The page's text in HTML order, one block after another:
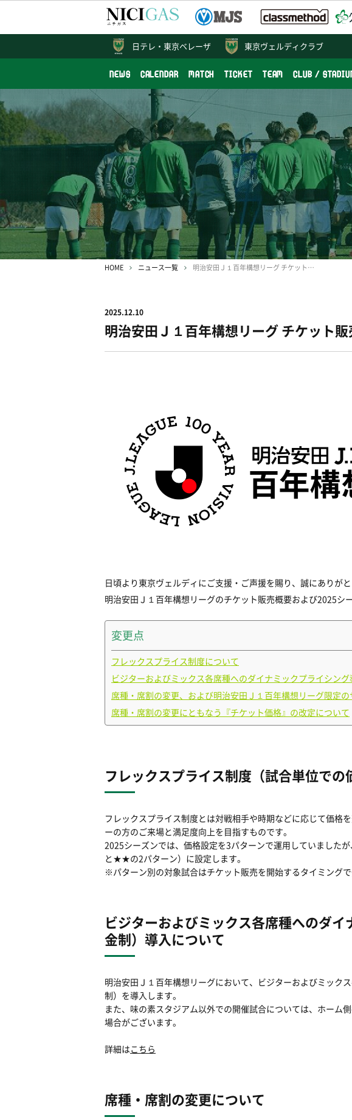
東京ヴェルディクラブ
NEWS CALENDAR MATCH TICKET TEAM CLUB /
日テレ・ 東京ベレーザ
HOME ニュース一覧 明治安田Ｊ１百年構想リーグ チケット販売概要および変更点のお知らせ
2025.12.10
明治安田Ｊ１百年構想リーグ チケット
日頃より東京ヴェルディにご支援・ご声援を賜り、誠にありがと
明治安田Ｊ１百年構想リーグのチケット販売概要および2025シ
変更点
フレックスプライス制度について
ビジターおよびミックス各席種へのダイナミックプライシン
席種・席割の変更、および明治安田Ｊ１百年構想リーグ限定
席種・席割の変更にともなう『チケット価格』の改定について
フレックスプライス制度（試合単位での
フレックスプライス制度とは対戦相手や時期などに応じて価格
ーの方のご来場と満足度向上を目指すものです。
2025シーズンでは、価格設定を3パターンで運用していました
と★★の2パターン）に設定します。
※パターン別の対象試合はチケット販売を開始するタイミングで
ビジターおよびミックス各席種へのダ
金制）導入について
明治安田Ｊ１百年構想リーグにおいて、ビジターおよびミック
制）を導入します。
また、味の素スタジアム以外での開催試合については、ホーム
場合がございます。
詳細はこちら
席種・席割の変更について